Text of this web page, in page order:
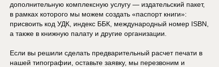
дополнительную комплексную услугу — издательский пакет,
в рамках которого мы можем создать «паспорт книги»:
присвоить код УДК, индекс ББК, международный номер ISBN,
а также в книжную палату и другие организации.
Если вы решили сделать предварительный расчет печати в
нашей типографии, оставьте заявку, мы перезвоним и